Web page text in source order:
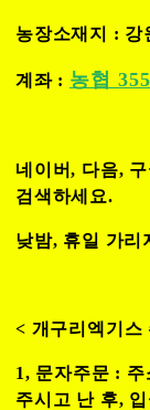
농장소재지 : 강
계좌 : 농협
네이버, 다음,
검색하세요.
낮밤, 휴일 가리
< 개구리엑기스
1, 문자주문 :
주시고 난 후,